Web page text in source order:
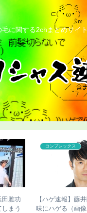
に関する2chまとめサイ
田雅功
まう
コンプレックス
【ハゲ速報】藤
味にハゲる（画像